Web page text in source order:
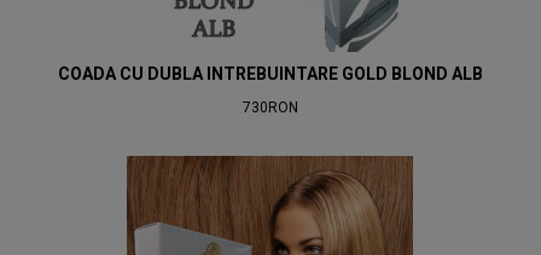
COADA CU DUBLA INTREBUINTARE GOLD BLOND ALB
730RON